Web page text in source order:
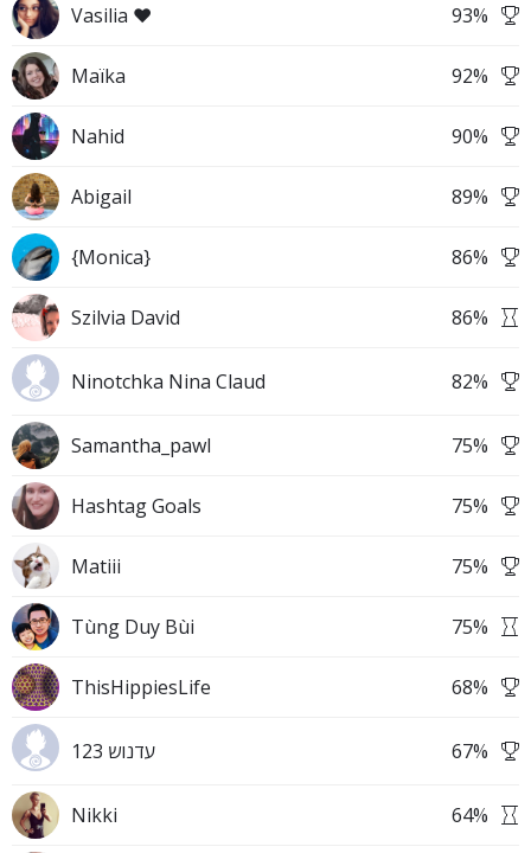
Vasilia ❤️ 93%
Maïka 92%
Nahid 90%
Abigail 89%
{Monica} 86%
Szilvia David 86%
Ninotchka Nina Claud 82%
Samantha_pawl 75%
Hashtag Goals 75%
Matiii 75%
Tùng Duy Bùi 75%
ThisHippiesLife 68%
עדנוש 123 67%
Nikki 64%